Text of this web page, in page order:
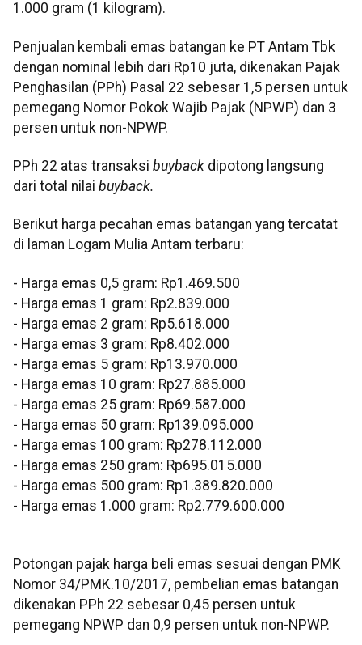
1.000 gram (1 kilogram).
Penjualan kembali emas batangan ke PT Antam Tbk
dengan nominal lebih dari Rp10 juta, dikenakan Pajak
Penghasilan (PPh) Pasal 22 sebesar 1,5 persen untuk
pemegang Nomor Pokok Wajib Pajak (NPWP) dan 3
persen untuk non-NPWP.
PPh 22 atas transaksi buyback dipotong langsung
dari total nilai buyback.
Berikut harga pecahan emas batangan yang tercatat
di laman Logam Mulia Antam terbaru:
‎‎- Harga emas 0,5 gram: Rp1.469.500
- ⁠Harga emas 1 gram: Rp2.839.000
‎- ⁠Harga emas 2 gram: Rp5.618.000
‎- ⁠Harga emas 3 gram: Rp8.402.000
‎- ⁠Harga emas 5 gram: Rp13.970.000
‎- ⁠Harga emas 10 gram: Rp27.885.000
‎- Harga emas 25 gram: Rp69.587.000
‎- ⁠Harga emas 50 gram: Rp139.095.000
‎- ⁠Harga emas 100 gram: Rp278.112.000
‎- ⁠Harga emas 250 gram: Rp695.015.000
‎- ⁠Harga emas 500 gram: Rp1.389.820.000
‎- ⁠Harga emas 1.000 gram: Rp2.779.600.000
‎‎Potongan pajak harga beli emas sesuai dengan PMK
Nomor 34/PMK.10/2017, pembelian emas batangan
dikenakan PPh 22 sebesar 0,45 persen untuk
pemegang NPWP dan 0,9 persen untuk non-NPWP.